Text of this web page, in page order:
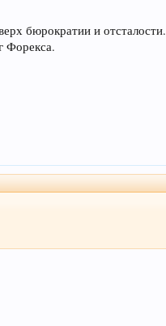
бюрократии и отсталости.
Форекса.